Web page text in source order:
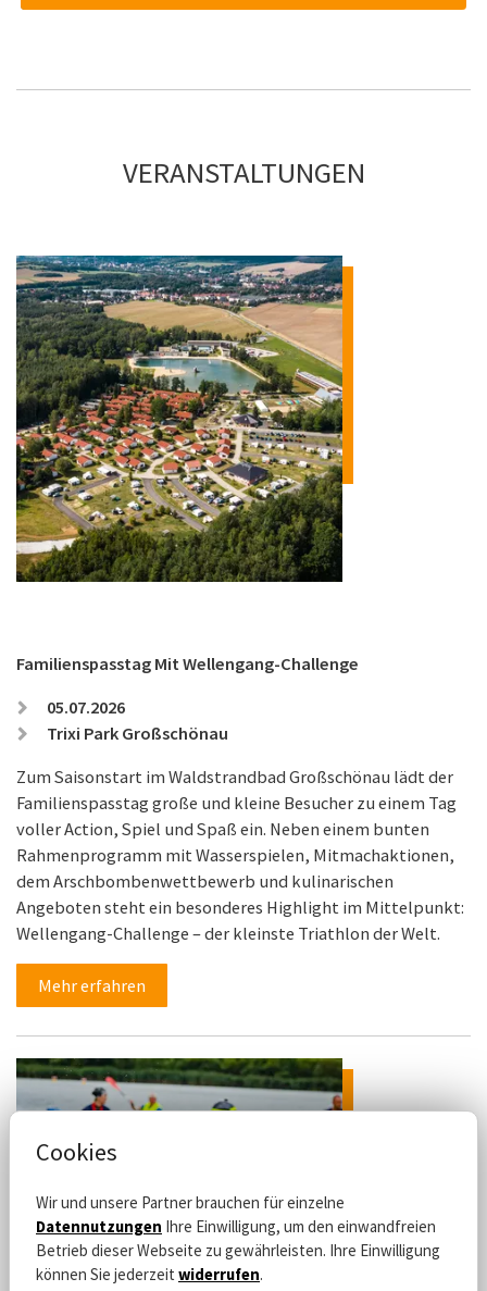
VERANSTALTUNGEN
Familienspasstag Mit Wellengang-Challenge
05.07.2026
Trixi Park Großschönau
Zum Saisonstart im Waldstrandbad Großschönau lädt der
Familienspasstag große und kleine Besucher zu einem Tag
voller Action, Spiel und Spaß ein. Neben einem bunten
Rahmenprogramm mit Wasserspielen, Mitmachaktionen,
dem Arschbombenwettbewerb und kulinarischen
Angeboten steht ein besonderes Highlight im Mittelpunkt:
Wellengang-Challenge – der kleinste Triathlon der Welt.
Mehr erfahren
Cookies
Wir und unsere Partner brauchen für einzelne
Datennutzungen Ihre Einwilligung, um den einwandfreien
Betrieb dieser Webseite zu gewährleisten. Ihre Einwilligung
können Sie jederzeit widerrufen.